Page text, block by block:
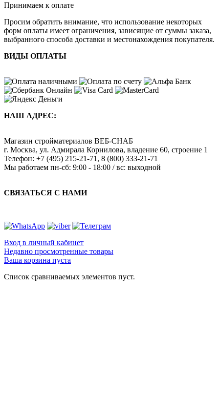
Принимаем к оплате
Просим обратить внимание, что использование некоторых
форм оплаты имеет ограничения, зависящие от суммы заказа,
выбранного способа доставки и местонахождения покупателя.
ВИДЫ ОПЛАТЫ
НАШ АДРЕС:
Магазин стройматериалов ВЕБ-СНАБ
г. Москва, ул. Адмирала Корнилова, владение 60, строение 1
Телефон: +7 (495) 215-21-71 , 8 (800) 333-21-71
Мы работаем пн-сб: 9:00 - 18:00 / вс: выходной
СВЯЗАТЬСЯ С НАМИ
Вход в личный кабинет
Недавно просмотренные товары
Ваша корзина пуста
Список сравниваемых элементов пуст.